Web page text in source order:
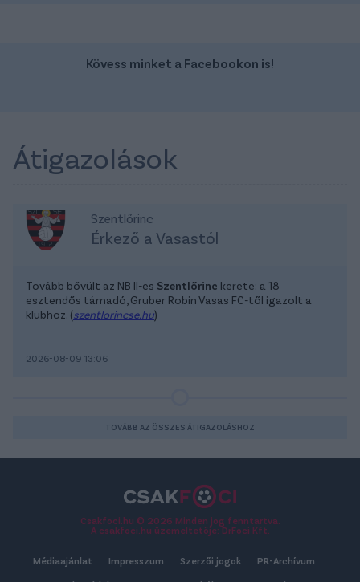
Kövess minket a Facebookon is!
Átigazolások
Szentlőrinc
Érkező a Vasastól
Tovább bővült az NB II-es Szentlőrinc kerete: a 18
esztendős támadó, Gruber Robin Vasas FC-től igazolt a
klubhoz. (szentlorincse.hu)
2026-08-09 13:06
TOVÁBB AZ ÖSSZES ÁTIGAZOLÁSHOZ
Csakfoci.hu © 2026 Minden jog fenntartva.
A csakfoci.hu üzemeltetője: DrFoci Kft.
Médiaajánlat Impresszum Szerzői jogok PR-Archívum